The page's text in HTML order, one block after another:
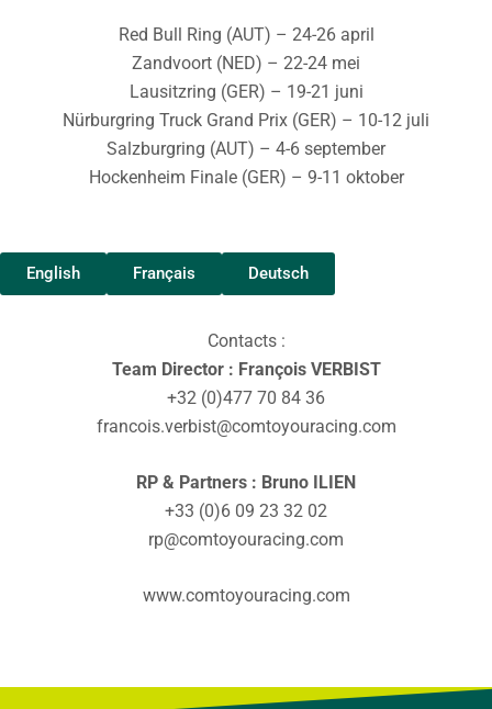
Red Bull Ring (AUT) – 24-26 april
Zandvoort (NED) – 22-24 mei
Lausitzring (GER) – 19-21 juni
Nürburgring Truck Grand Prix (GER) – 10-12 juli
Salzburgring (AUT) – 4-6 september
Hockenheim Finale (GER) – 9-11 oktober
English Français Deutsch
Contacts :
Team Director : François VERBIST
+32 (0)477 70 84 36
francois.verbist@comtoyouracing.com
RP & Partners : Bruno ILIEN
+33 (0)6 09 23 32 02
rp@comtoyouracing.com
www.comtoyouracing.com